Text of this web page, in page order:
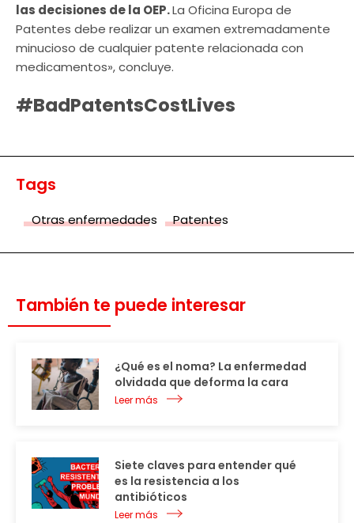
las decisiones de la OEP.La Oficina Europa de
Patentes debe realizar un examen extremadamente
minucioso de cualquier patente relacionada con
medicamentos», concluye.
#BadPatentsCostLives
Tags
Otras enfermedades Patentes
También te puede interesar
¿Qué es el noma? La enfermedad
olvidada que deforma la cara
Leer más
Siete claves para entender qué
es la resistencia a los
antibióticos
Leer más